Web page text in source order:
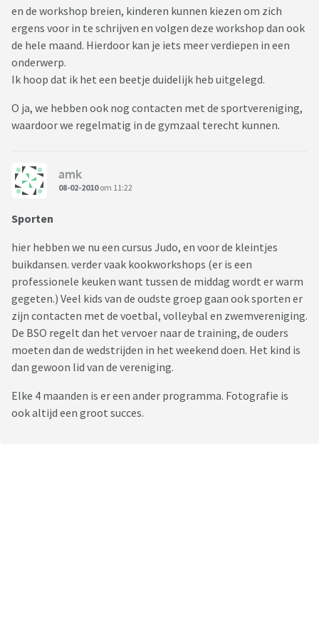
en de workshop breien, kinderen kunnen kiezen om zich
ergens voor in te schrijven en volgen deze workshop dan ook
de hele maand. Hierdoor kan je iets meer verdiepen in een
onderwerp.
Ik hoop dat ik het een beetje duidelijk heb uitgelegd.
O ja, we hebben ook nog contacten met de sportvereniging,
waardoor we regelmatig in de gymzaal terecht kunnen.
amk
08-02-2010om 11:22
Sporten
hier hebben we nu een cursus Judo, en voor de kleintjes
buikdansen. verder vaak kookworkshops (er is een
professionele keuken want tussen de middag wordt er warm
gegeten.) Veel kids van de oudste groep gaan ook sporten er
zijn contacten met de voetbal, volleybal en zwemvereniging.
De BSO regelt dan het vervoer naar de training, de ouders
moeten dan de wedstrijden in het weekend doen. Het kind is
dan gewoon lid van de vereniging.
Elke 4 maanden is er een ander programma. Fotografie is
ook altijd een groot succes.